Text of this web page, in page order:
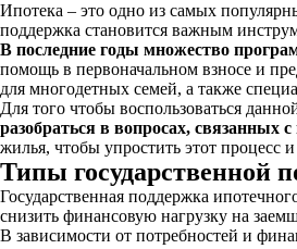
Ипотека – это одно из самых
поддержка становится важным
В последние годы множество
помощь в первоначальном взносе и
для многодетных семей, а также
Для того чтобы воспользоваться
разобраться в вопросах, связанных
жилья, чтобы упростить этот процесс
Типы государственной
Государственная поддержка
снизить финансовую нагрузку на
В зависимости от потребностей и